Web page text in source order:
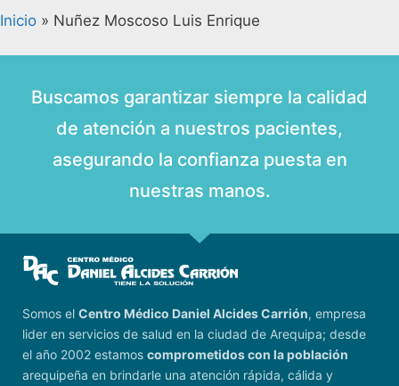
Inicio » Nuñez Moscoso Luis Enrique
Buscamos garantizar siempre la calidad
de atención a nuestros pacientes,
asegurando la confianza puesta en
nuestras manos.
Somos el Centro Médico Daniel Alcides Carrión, empresa
lider en servicios de salud en la ciudad de Arequipa; desde
el año 2002 estamos comprometidos con la población
arequipeña en brindarle una atención rápida, cálida y